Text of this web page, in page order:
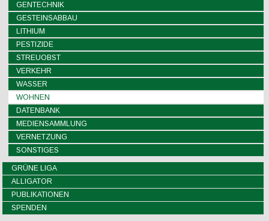
GENTECHNIK
GESTEINSABBAU
LITHIUM
PESTIZIDE
STREUOBST
VERKEHR
WASSER
WOHNEN
DATENBANK
MEDIENSAMMLUNG
VERNETZUNG
SONSTIGES
GRÜNE LIGA
ALLIGATOR
PUBLIKATIONEN
SPENDEN